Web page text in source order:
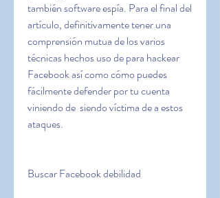
también software espía. Para el final del
artículo, definitivamente tener una
comprensión mutua de los varios
técnicas hechos uso de para hackear
Facebook así como cómo puedes
fácilmente defender por tu cuenta
viniendo de  siendo víctima de a estos
ataques.
Buscar Facebook debilidad